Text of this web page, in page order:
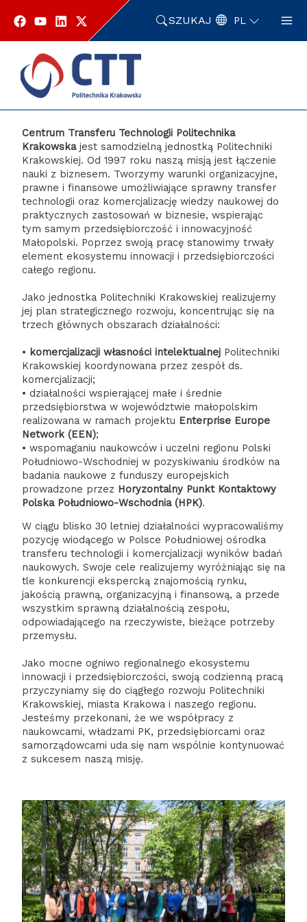
SZUKAJ PL
Strona główna O centrum
Centrum Transferu Technologii Politechnika
Krakowskajest samodzielną jednostką Politechniki
Krakowskiej. Od 1997 roku naszą misją jest łączenie
nauki z biznesem. Tworzymy warunki organizacyjne,
prawne i finansowe umożliwiające sprawny transfer
technologii oraz komercjalizację wiedzy naukowej do
praktycznych zastosowań w biznesie, wspierając
tym samym przedsiębiorczość i innowacyjność
Małopolski. Poprzez swoją pracę stanowimy trwały
element ekosystemu innowacji i przedsiębiorczości
całego regionu.
Jako jednostka Politechniki Krakowskiej realizujemy
jej plan strategicznego rozwoju, koncentrując się na
trzech głównych obszarach działalności:
• komercjalizacji własności intelektualnej Politechniki
Krakowskiej koordynowana przez zespół ds.
komercjalizacji;
• działalności wspierającej małe i średnie
przedsiębiorstwa w województwie małopolskim
realizowana w ramach projektu Enterprise Europe
Network (EEN);
• wspomaganiu naukowców i uczelni regionu Polski
Południowo-Wschodniej w pozyskiwaniu środków na
badania naukowe z funduszy europejskich
prowadzone przez Horyzontalny Punkt Kontaktowy
Polska Południowo-Wschodnia (HPK).
W ciągu blisko 30 letniej działalności wypracowaliśmy
pozycję wiodącego w Polsce Południowej ośrodka
transferu technologii i komercjalizacji wyników badań
naukowych. Swoje cele realizujemy wyróżniając się na
tle konkurencji ekspercką znajomością rynku,
jakością prawną, organizacyjną i finansową, a przede
wszystkim sprawną działalnością zespołu,
odpowiadającego na rzeczywiste, bieżące potrzeby
przemysłu.
Jako mocne ogniwo regionalnego ekosystemu
innowacji i przedsiębiorczości, swoją codzienną pracą
przyczyniamy się do ciągłego rozwoju Politechniki
Krakowskiej, miasta Krakowa i naszego regionu.
Jesteśmy przekonani, że we współpracy z
naukowcami, władzami PK, przedsiębiorcami oraz
samorządowcami uda się nam wspólnie kontynuować
z sukcesem naszą misję.